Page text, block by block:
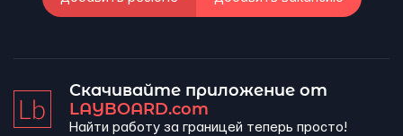
Скачивайте приложение от
LAYBOARD.com
Найти работу за границей теперь просто!